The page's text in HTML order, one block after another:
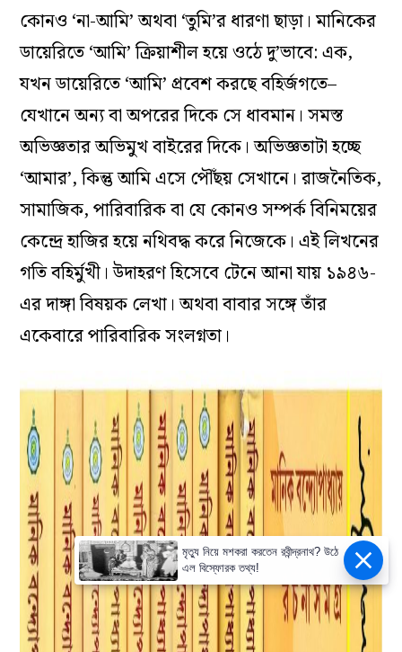
কোনও ‘না-আমি’ অথবা ‘তুমি’র ধারণা ছাড়া। মানিকের
ডায়েরিতে ‘আমি’ ক্রিয়াশীল হয়ে ওঠে দু’ভাবে: এক,
যখন ডায়েরিতে ‘আমি’ প্রবেশ করছে বহির্জগতে–
যেখানে অন‌্য বা অপরের দিকে সে ধাবমান। সমস্ত
অভিজ্ঞতার অভিমুখ বাইরের দিকে। অভিজ্ঞতাটা হচ্ছে
‘আমার’, কিন্তু আমি এসে পৌঁছয় সেখানে। রাজনৈতিক,
সামাজিক, পারিবারিক বা যে কোনও সম্পর্ক বিনিময়ের
কেন্দ্রে হাজির হয়ে নথিবদ্ধ করে নিজেকে। এই লিখনের
গতি বহির্মুখী। উদাহরণ হিসেবে টেনে আনা যায় ১৯৪৬-
এর দাঙ্গা বিষয়ক লেখা। অথবা বাবার সঙ্গে তাঁর
একেবারে পারিবারিক সংলগ্নতা।
মৃত্যু নিয়ে মশকরা করতেন রবীন্দ্রনাথ? উঠে
এল বিস্ফোরক তথ্য!